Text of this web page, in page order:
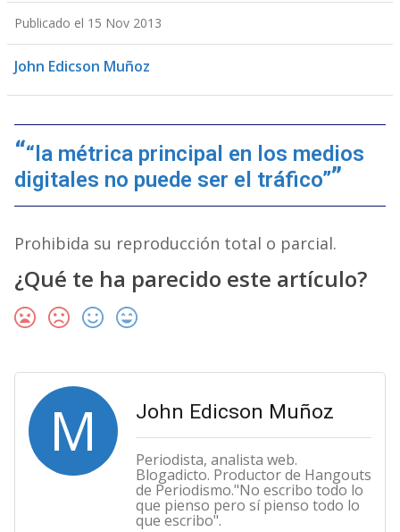
Publicado el 15 Nov 2013
John Edicson Muñoz
“la métrica principal en los medios
digitales no puede ser el tráfico”
Prohibida su reproducción total o parcial.
¿Qué te ha parecido este artículo?
M John Edicson Muñoz
Periodista, analista web.
Blogadicto. Productor de Hangouts
de Periodismo."No escribo todo lo
que pienso pero sí pienso todo lo
que escribo".